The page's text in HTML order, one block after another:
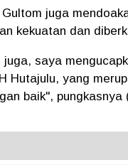
juga
kekuatan dan
saya
Hutajulu, yang
baik", pungkasnya